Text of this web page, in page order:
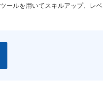
ールを用いてスキルアップ、レベ